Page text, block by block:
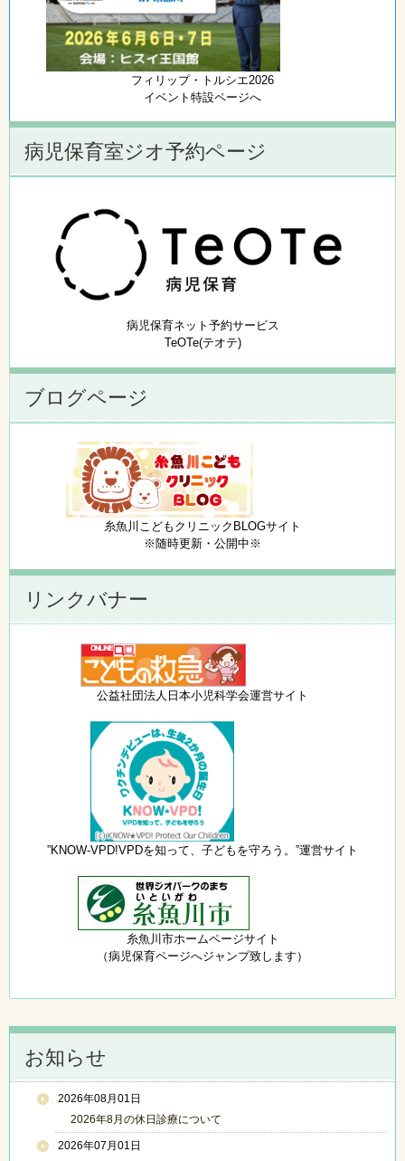
フィリップ・トルシエ2026
イベント特設ページへ
病児保育室ジオ予約ページ
病児保育ネット予約サービス
TeOTe(テオテ)
ブログページ
糸魚川こどもクリニックBLOGサイト
※随時更新・公開中※
リンクバナー
公益社団法人日本小児科学会運営サイト
”KNOW-VPD!VPDを知って、子どもを守ろう。”運営サイト
糸魚川市ホームページサイト
（病児保育ページへジャンプ致します）
お知らせ
2026年08月01日
2026年8月の休日診療について
2026年07月01日